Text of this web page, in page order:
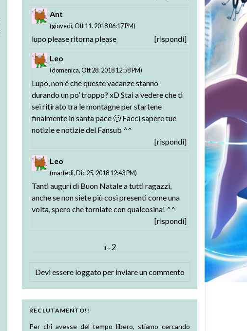
Ant
(giovedì, Ott 11. 2018 06:17 PM)
lupo please ritorna please [rispondi]
Leo
(domenica, Ott 28. 2018 12:58 PM)
Lupo, non è che queste vacanze stanno
durando un po’ troppo? xD Stai a vedere che ti
sei ritirato tra le montagne per startene
finalmente in santa pace 🙂 Facci sapere tue
notizie e notizie del Fansub ^^
[rispondi]
Leo
(martedì, Dic 25. 2018 12:43 PM)
Tanti auguri di Buon Natale a tutti ragazzi,
anche se non siete più così presenti come una
volta, spero che torniate con qualcosina! ^^
[rispondi]
1 · 2
Devi essere loggato per inviare un commento
RECLUTAMENTO!!
Per chi avesse del tempo libero, stiamo cercando